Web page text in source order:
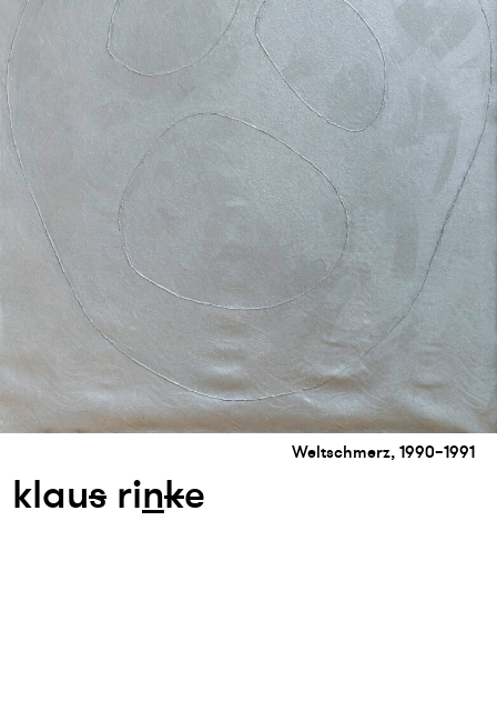
Weltschmerz, 1990–1991
klausrinke